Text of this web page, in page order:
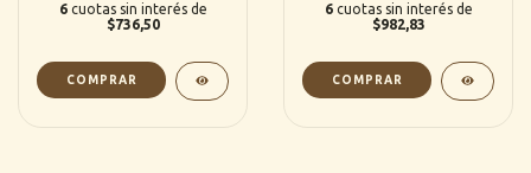
6 cuotas sin interés de
$736,50
6 cuotas sin interés de
$982,83